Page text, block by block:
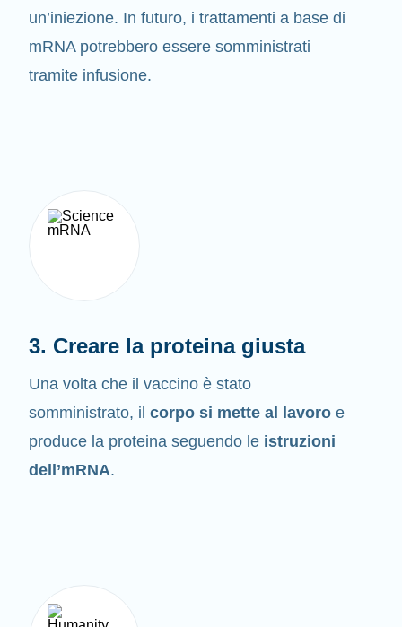
un’iniezione. In futuro, i trattamenti a base di
mRNA potrebbero essere somministrati
tramite infusione.
3. Creare la proteina giusta
Una volta che il vaccino è stato
somministrato, il corpo si mette al lavoro e
produce la proteina seguendo le istruzioni
dell’mRNA.